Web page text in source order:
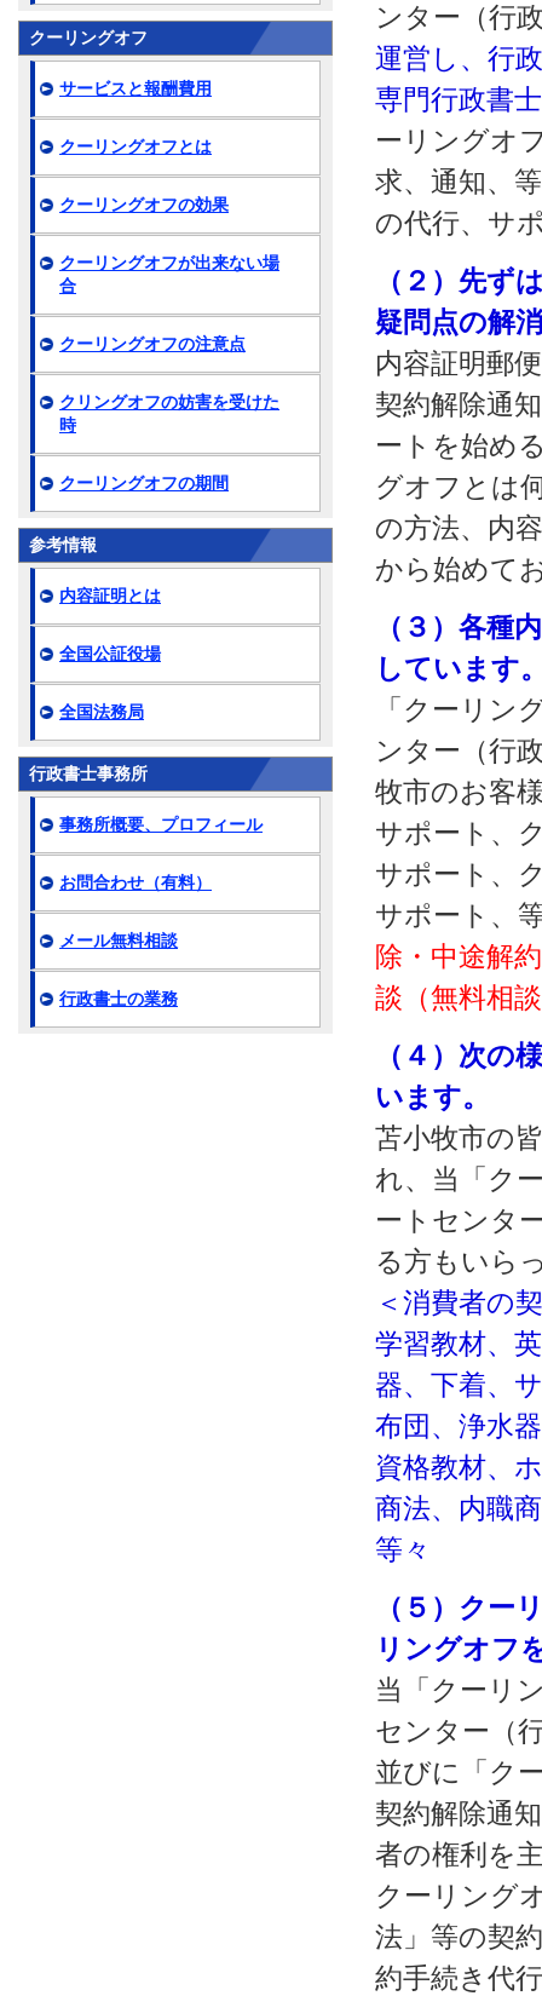
ンター（行
運営し、行
専門行政書
ーリングオ
求、通知、
の代行、サ
（２）先ず
疑問点の解
内容証明郵
契約解除通
ートを始め
グオフとは
の方法、内
から始めて
（３）各種
しています
「クーリン
ンター（行
牧市のお客
サポート、
サポート、
サポート、
除・中途解
談（無料相
（４）次の
います。
苫小牧市の
れ、当「ク
ートセンタ
る方もいら
＜消費者の
学習教材、
器、下着、
布団、浄水
資格教材、
商法、内職
等々
（５）クー
リングオフ
当「クーリ
センター（
並びに「ク
契約解除通
者の権利を
クーリング
法」等の契
約手続き代
クーリングオフ
サービスと報酬費用
クーリングオフとは
クーリングオフの効果
クーリングオフが出来ない場
合
クーリングオフの注意点
クリングオフの妨害を受けた
時
クーリングオフの期間
参考情報
内容証明とは
全国公証役場
全国法務局
行政書士事務所
事務所概要、プロフィール
お問合わせ（有料）
メール無料相談
行政書士の業務